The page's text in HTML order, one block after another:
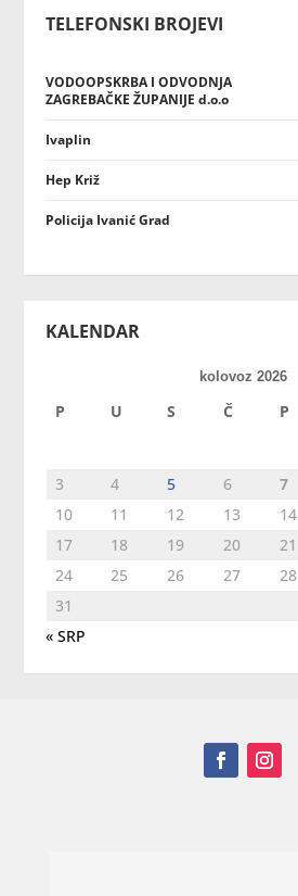
TELEFONSKI BROJEVI
VODOOPSKRBA I ODVODNJA
ZAGREBAČKE ŽUPANIJE d.o.o
Ivaplin
Hep Križ
Policija Ivanić Grad
KALENDAR
kolovoz 2026
P U S Č P
3
4 5 6 7
10
11 12 13 14
17
18 19 20 21
24
25 26 27 28
31
« SRP